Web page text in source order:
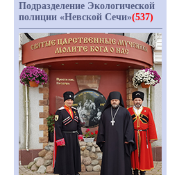
Подразделение Экологической
полиции «Невской Сечи»(537)